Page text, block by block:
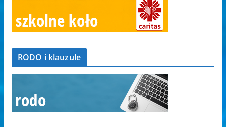
RODO i klauzule